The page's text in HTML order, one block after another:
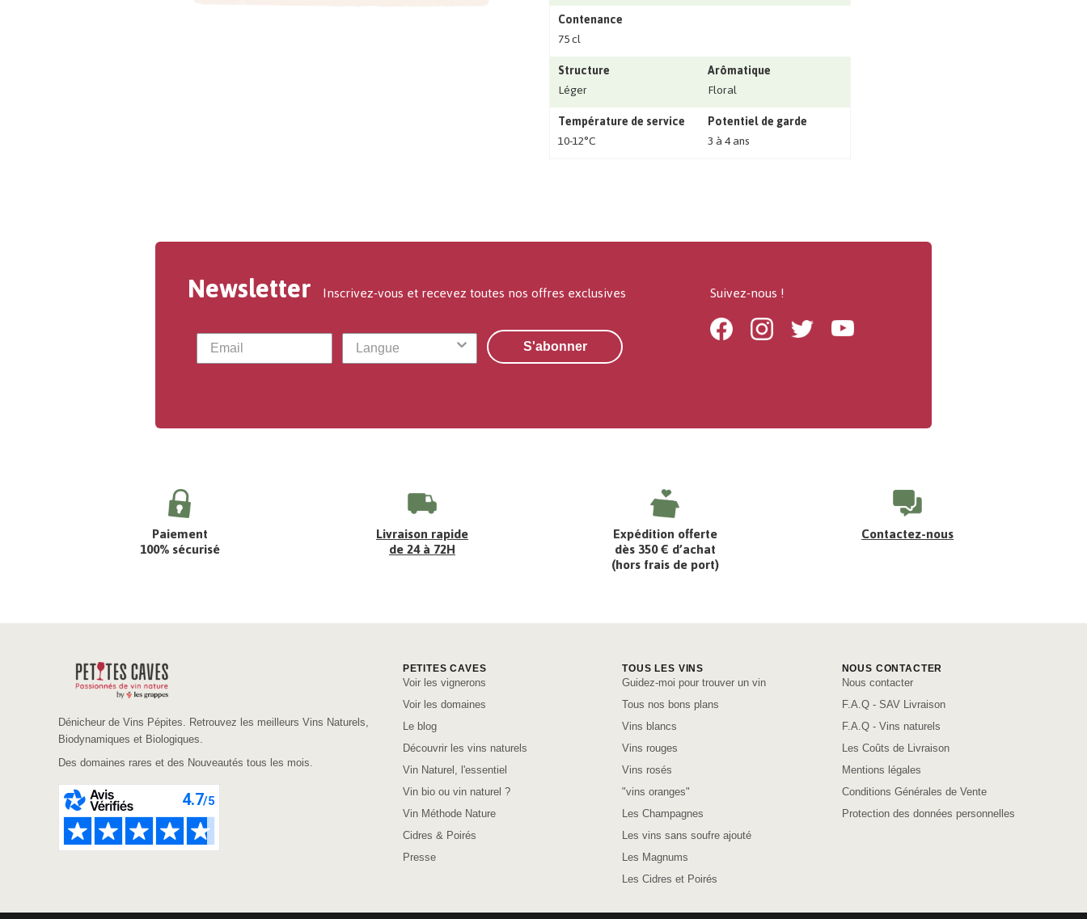
Contenance
75 cl
Structure
Léger
Arômatique
Floral
Température de service
10-12°C
Potentiel de garde
3 à 4 ans
Newsletter Inscrivez-vous et recevez toutes nos offres exclusives
S'abonner
Suivez-nous !
FacebookInstagramTwitter Youtube
Paiement
100% sécurisé
Livraison rapide
de 24 à 72H
Expédition offerte
dès 350 € d’achat
(hors frais de port)
Contactez-nous
Dénicheur de Vins Pépites. Retrouvez les meilleurs Vins Naturels,
Biodynamiques et Biologiques.
Des domaines rares et des Nouveautés tous les mois.
PETITES CAVES
Voir les vignerons
Voir les domaines
Le blog
Découvrir les vins naturels
Vin Naturel, l'essentiel
Vin bio ou vin naturel ?
Vin Méthode Nature
Cidres & Poirés
Presse
TOUS LES VINS
Guidez-moi pour trouver un vin
Tous nos bons plans
Vins blancs
Vins rouges
Vins rosés
"vins oranges"
Les Champagnes
Les vins sans soufre ajouté
Les Magnums
Les Cidres et Poirés
NOUS CONTACTER
Nous contacter
F.A.Q - SAV Livraison
F.A.Q - Vins naturels
Les Coûts de Livraison
Mentions légales
Conditions Générales de Vente
Protection des données personnelles